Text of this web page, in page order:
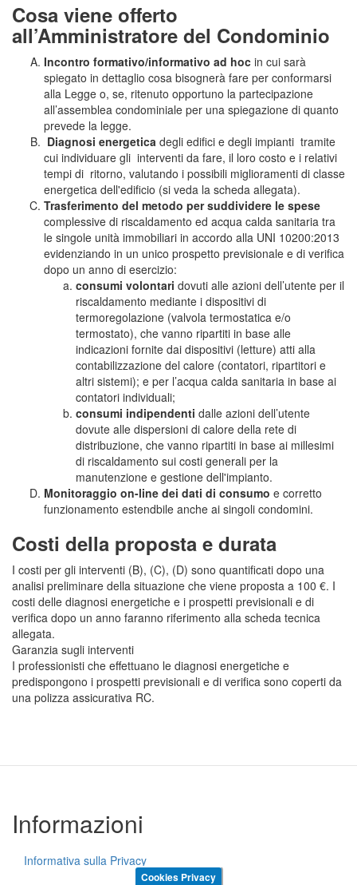
Cosa viene offerto
all’Amministratore del Condominio
Incontro formativo/informativo ad hoc in cui sarà
spiegato in dettaglio cosa bisognerà fare per conformarsi
alla Legge o, se, ritenuto opportuno la partecipazione
all’assemblea condominiale per una spiegazione di quanto
prevede la legge.
Diagnosi energetica degli edifici e degli impianti tramite
cui individuare gli interventi da fare, il loro costo e i relativi
tempi di ritorno, valutando i possibili miglioramenti di classe
energetica dell'edificio (si veda la scheda allegata).
Trasferimento del metodo per suddividere le spese
complessive di riscaldamento ed acqua calda sanitaria tra
le singole unità immobiliari in accordo alla UNI 10200:2013
evidenziando in un unico prospetto previsionale e di verifica
dopo un anno di esercizio:
consumi volontari dovuti alle azioni dell’utente per il
riscaldamento mediante i dispositivi di
termoregolazione (valvola termostatica e/o
termostato), che vanno ripartiti in base alle
indicazioni fornite dai dispositivi (letture) atti alla
contabilizzazione del calore (contatori, ripartitori e
altri sistemi); e per l’acqua calda sanitaria in base ai
contatori individuali;
consumi indipendenti dalle azioni dell’utente
dovute alle dispersioni di calore della rete di
distribuzione, che vanno ripartiti in base ai millesimi
di riscaldamento sui costi generali per la
manutenzione e gestione dell'impianto.
Monitoraggio on-line dei dati di consumo e corretto
funzionamento estendbile anche ai singoli condomini.
Costi della proposta e durata
I costi per gli interventi (B), (C), (D) sono quantificati dopo una
analisi preliminare della situazione che viene proposta a 100 €. I
costi delle diagnosi energetiche e i prospetti previsionali e di
verifica dopo un anno faranno riferimento alla scheda tecnica
allegata.
Garanzia sugli interventi
I professionisti che effettuano le diagnosi energetiche e
predispongono i prospetti previsionali e di verifica sono coperti da
una polizza assicurativa RC.
Informazioni
Informativa sulla Privacy
Cookies Privacy